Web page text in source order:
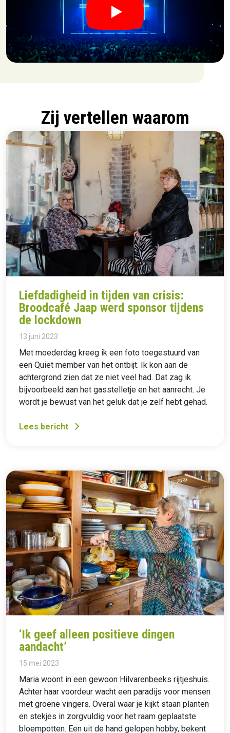
Zij vertellen waarom
Liefdadigheid in tijden van crisis:
Broodcafé Jaap werd sponsor tijdens
de lockdown
13 juni 2023
Met moederdag kreeg ik een foto toegestuurd van
een Quiet member van het ontbijt. Ik kon aan de
achtergrond zien dat ze niet veel had. Dat zag ik
bijvoorbeeld aan het gasstelletje en het aanrecht. Je
wordt je bewust van het geluk dat je zelf hebt gehad.
Lees bericht
‘Ik geef alleen positieve dingen
aandacht’
15 mei 2023
Maria woont in een gewoon Hilvarenbeeks rijtjeshuis.
Achter haar voordeur wacht een paradijs voor mensen
met groene vingers. Overal waar je kijkt staan planten
en stekjes in zorgvuldig voor het raam geplaatste
bloempotten. Een uit de hand gelopen hobby, bekent